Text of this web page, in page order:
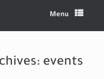
Menu
events